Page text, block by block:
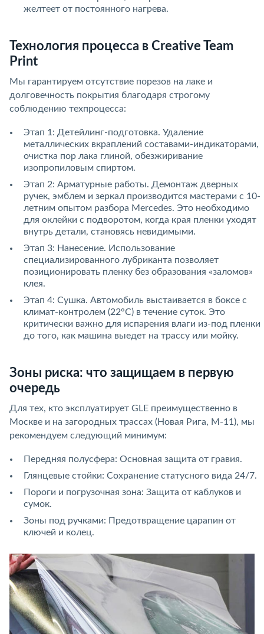
желтеет от постоянного нагрева.
Технология процесса в Creative Team
Print
Мы гарантируем отсутствие порезов на лаке и
долговечность покрытия благодаря строгому
соблюдению техпроцесса:
Этап 1: Детейлинг-подготовка. Удаление
металлических вкраплений составами-индикаторами,
очистка пор лака глиной, обезжиривание
изопропиловым спиртом.
Этап 2: Арматурные работы. Демонтаж дверных
ручек, эмблем и зеркал производится мастерами с 10-
летним опытом разбора Mercedes. Это необходимо
для оклейки с подворотом, когда края пленки уходят
внутрь детали, становясь невидимыми.
Этап 3: Нанесение. Использование
специализированного лубриканта позволяет
позиционировать пленку без образования «заломов»
клея.
Этап 4: Сушка. Автомобиль выстаивается в боксе с
климат-контролем (22°C) в течение суток. Это
критически важно для испарения влаги из-под пленки
до того, как машина выедет на трассу или мойку.
Зоны риска: что защищаем в первую
очередь
Для тех, кто эксплуатирует GLE преимущественно в
Москве и на загородных трассах (Новая Рига, М-11), мы
рекомендуем следующий минимум:
Передняя полусфера: Основная защита от гравия.
Глянцевые стойки: Сохранение статусного вида 24/7.
Пороги и погрузочная зона: Защита от каблуков и
сумок.
Зоны под ручками: Предотвращение царапин от
ключей и колец.